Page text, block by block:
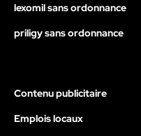
lexomil sans ordonnance
priligy sans ordonnance
Contenu publicitaire
Emplois locaux